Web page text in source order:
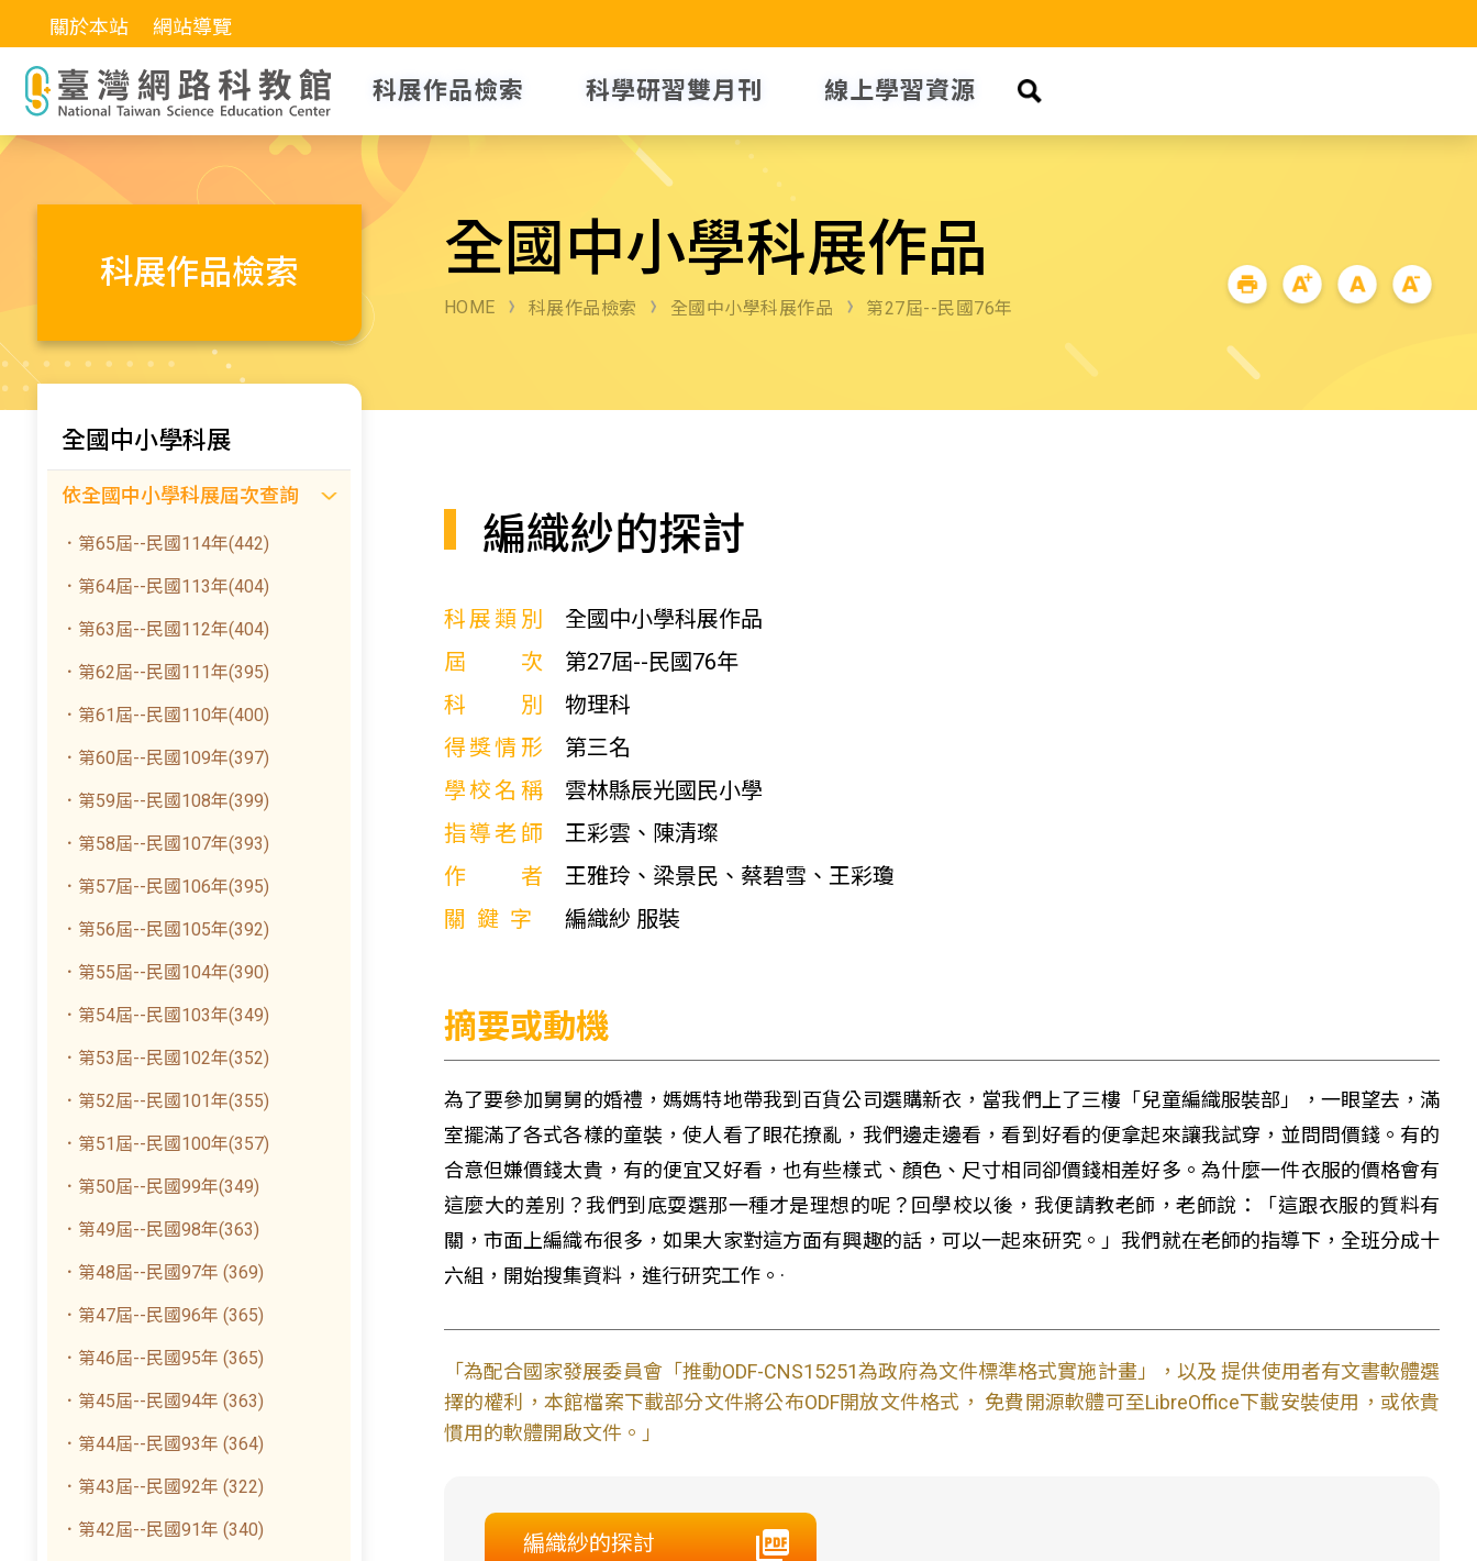
關於本站 網站導覽
科展作品檢索 科學研習雙月刊 線上學習資源
科展作品檢索 全國中小學科展作品
HOME 科展作品檢索 全國中小學科展作品 第27屆--民國76年
全國中小學科展
依全國中小學科展屆次查詢
．第65屆--民國114年(442)
．第64屆--民國113年(404)
．第63屆--民國112年(404)
．第62屆--民國111年(395)
．第61屆--民國110年(400)
．第60屆--民國109年(397)
．第59屆--民國108年(399)
．第58屆--民國107年(393)
．第57屆--民國106年(395)
．第56屆--民國105年(392)
．第55屆--民國104年(390)
．第54屆--民國103年(349)
．第53屆--民國102年(352)
．第52屆--民國101年(355)
．第51屆--民國100年(357)
．第50屆--民國99年(349)
．第49屆--民國98年(363)
．第48屆--民國97年 (369)
．第47屆--民國96年 (365)
．第46屆--民國95年 (365)
．第45屆--民國94年 (363)
．第44屆--民國93年 (364)
．第43屆--民國92年 (322)
．第42屆--民國91年 (340)
編織紗的探討
科展類別
全國中小學科展作品
屆次
第27屆--民國76年
科別
物理科
得獎情形
第三名
學校名稱
雲林縣辰光國民小學
指導老師
王彩雲、陳清璨
作者
王雅玲、梁景民、蔡碧雪、王彩瓊
關鍵字
編織紗 服裝
摘要或動機
為了要參加舅舅的婚禮，媽媽特地帶我到百貨公司選購新衣，當我們上了三樓「兒童編織服裝部」，一眼望去，滿
室擺滿了各式各樣的童裝，使人看了眼花撩亂，我們邊走邊看，看到好看的便拿起來讓我試穿，並問問價錢。有的
合意但嫌價錢太貴，有的便宜又好看，也有些樣式、顏色、尺寸相同卻價錢相差好多。為什麼一件衣服的價格會有
這麼大的差別？我們到底耍選那一種才是理想的呢？回學校以後，我便請教老師，老師說：「這跟衣服的質料有
關，市面上編織布很多，如果大家對這方面有興趣的話，可以一起來研究。」我們就在老師的指導下，全班分成十
六組，開始搜集資料，進行研究工作。·
「為配合國家發展委員會「推動ODF-CNS15251為政府為文件標準格式實施計畫」，以及 提供使用者有文書軟體選
擇的權利，本館檔案下載部分文件將公布ODF開放文件格式， 免費開源軟體可至LibreOffice下載安裝使用，或依貴
慣用的軟體開啟文件。」
編織紗的探討